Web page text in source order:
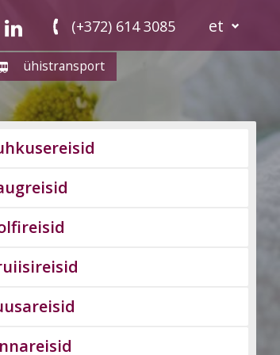
(+372) 614 3085 et
ühistransport